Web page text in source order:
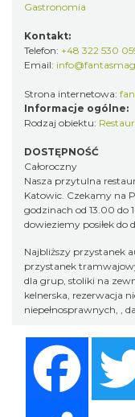
Gastronomia
Kontakt:
Telefon: +48 322 530
Email:
Strona internetowa:
Informacje ogólne:
Rodzaj obiektu:
DOSTĘPNOŚĆ
Całoroczny
Nasza przytulna
Katowic. Czekamy na
godzinach od 13.00 do
dowieziemy posiłek do
Najbliższy przystanek
przystanek
dla grup, stoliki na
kelnerska, rezerwacja
niepełnosprawnych, ,